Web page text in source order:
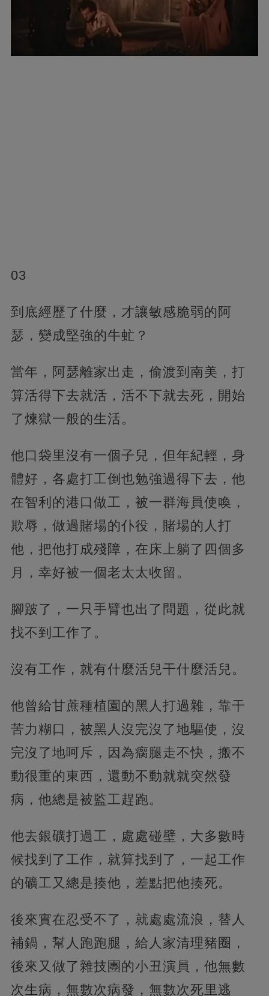
03
到底經歷了什麼，才讓敏感脆弱的阿
瑟，變成堅強的牛虻？
當年，阿瑟離家出走，偷渡到南美，打
算活得下去就活，活不下就去死，開始
了煉獄一般的生活。
他口袋里沒有一個子兒，但年紀輕，身
體好，各處打工倒也勉強過得下去，他
在智利的港口做工，被一群海員使喚，
欺辱，做過賭場的仆役，賭場的人打
他，把他打成殘障，在床上躺了四個多
月，幸好被一個老太太收留。
腳跛了，一只手臂也出了問題，從此就
找不到工作了。
沒有工作，就有什麼活兒干什麼活兒。
他曾給甘蔗種植園的黑人打過雜，靠干
苦力糊口，被黑人沒完沒了地驅使，沒
完沒了地呵斥，因為瘸腿走不快，搬不
動很重的東西，還動不動就就突然發
病，他總是被監工趕跑。
他去銀礦打過工，處處碰壁，大多數時
候找到了工作，就算找到了，一起工作
的礦工又總是揍他，差點把他揍死。
後來實在忍受不了，就處處流浪，替人
補鍋，幫人跑跑腿，給人家清理豬圈，
後來又做了雜技團的小丑演員，他無數
次生病，無數次病發，無數次死里逃